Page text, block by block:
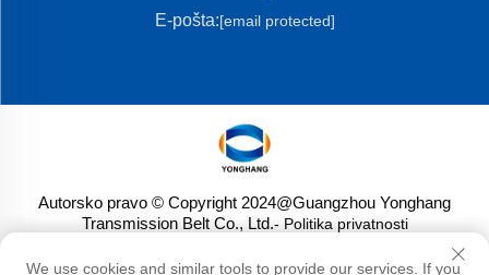
E-pošta:[email protected]
Autorsko pravo © Copyright 2024@Guangzhou Yonghang
Transmission Belt Co., Ltd.- Politika privatnosti
We use cookies and similar tools to provide our services. If you